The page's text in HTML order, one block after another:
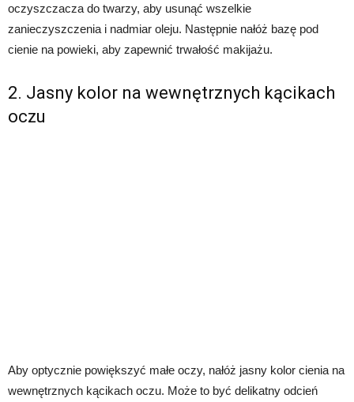
oczyszczacza do twarzy, aby usunąć wszelkie
zanieczyszczenia i nadmiar oleju. Następnie nałóż bazę pod
cienie na powieki, aby zapewnić trwałość makijażu.
2. Jasny kolor na wewnętrznych kącikach
oczu
Aby optycznie powiększyć małe oczy, nałóż jasny kolor cienia na
wewnętrznych kącikach oczu. Może to być delikatny odcień